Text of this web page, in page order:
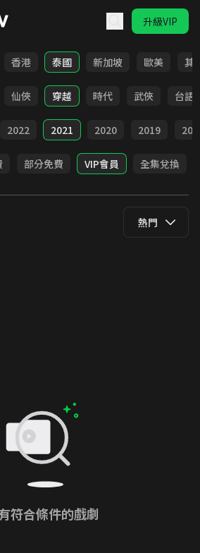
升級VIP
香港 泰國 新加坡 歐美 其
仙俠 穿越 時代 武俠 台語
2022 2021 2020 2019
部分免費 VIP會員 全集兌換
熱門
符合條件的戲劇